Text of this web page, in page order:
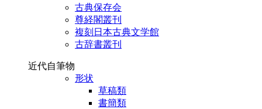
古典保存会
尊経閣叢刊
複刻日本古典文学館
古辞書叢刊
近代自筆物
形状
草稿類
書簡類